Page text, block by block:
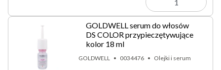
GOLDWELL serum do włosów
DS COLOR przypieczętywujące
kolor 18 ml
GOLDWELL 0034476 Olejki i serum